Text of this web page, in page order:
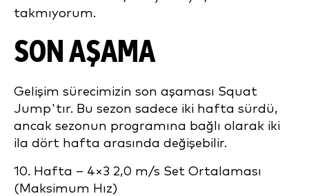
takmıyorum.
SON AŞAMA
Gelişim sürecimizin son aşaması Squat
Jump'tır. Bu sezon sadece iki hafta sürdü,
ancak sezonun programına bağlı olarak iki
ila dört hafta arasında değişebilir.
10. Hafta – 4×3 2,0 m/s Set Ortalaması
(Maksimum Hız)